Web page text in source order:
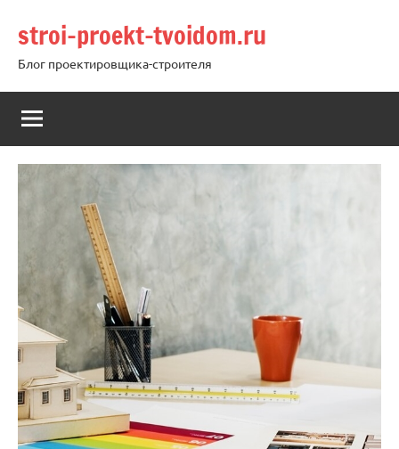
содержимому
stroi-proekt-tvoidom.ru
Блог проектировщика-строителя